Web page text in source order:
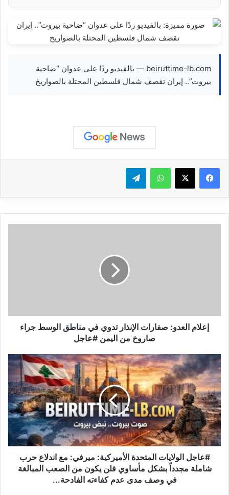
beiruttime-lb.com — بالفيديو ردًا على عدوان “ضاحية
بيروت”.. إيران تقصف شمال فلسطين المحتلة بالصواريخ
واتساب
د
ف
ا
ر
ا
ت
ا
ل
إ
ن
إعلام العدو: صفارات الإنذار تدوي في مناطق الوسط جراء
صاروخ من اليمن #عاجل
#
ع
ا
ج
ل
ا
ل
و
ل
#عاجل الولايات المتحدة الأميركية: ميرفي: مع اندلاع حرب
شاملة مجدداً بشكل مأساوي فلن يكون من الصعب المبالغة
في وصف مدى عدم كفاءته الفادحة...